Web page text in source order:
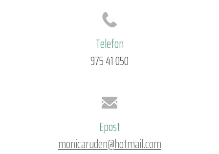
Telefon
975 41 050
Epost
monicaruden@hotmail.com